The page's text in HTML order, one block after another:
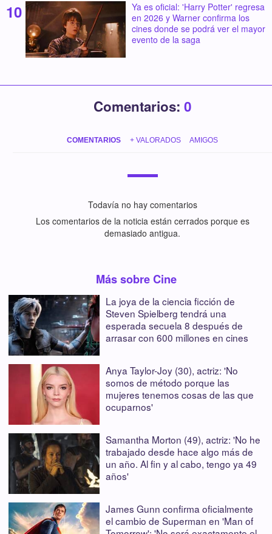
Ya es oficial: 'Harry Potter' regresa
en 2026 y Warner confirma los
cines donde se podrá ver el mayor
evento de la saga
Comentarios: 0
COMENTARIOS + VALORADOS AMIGOS
Todavía no hay comentarios
Los comentarios de la noticia están cerrados porque es
demasiado antigua.
Más sobre Cine
La joya de la ciencia ficción de
Steven Spielberg tendrá una
esperada secuela 8 después de
arrasar con 600 millones en cines
Anya Taylor-Joy (30), actriz: 'No
somos de método porque las
mujeres tenemos cosas de las que
ocuparnos'
Samantha Morton (49), actriz: 'No he
trabajado desde hace algo más de
un año. Al fin y al cabo, tengo ya 49
años'
James Gunn confirma oficialmente
el cambio de Superman en 'Man of